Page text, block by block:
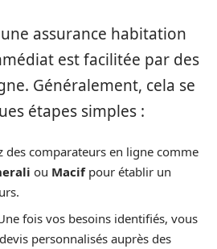
assurance habitation
est facilitée par des
Généralement, cela se
étapes simples :
des comparateurs en ligne comme
ou Macifpour établir un
fois vos besoins identifiés, vous
personnalisés auprès des